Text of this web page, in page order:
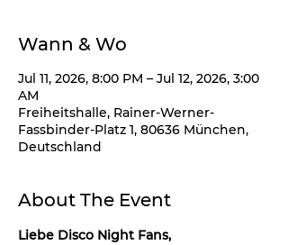
Wann & Wo
Jul 11, 2026, 8:00 PM – Jul 12, 2026, 3:00
AM
Freiheitshalle, Rainer-Werner-
Fassbinder-Platz 1, 80636 München,
Deutschland
About The Event
Liebe Disco Night Fans,